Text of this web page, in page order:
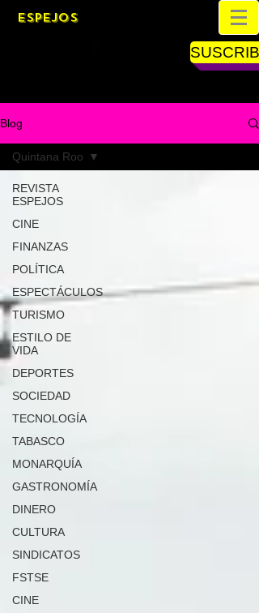
ESPEJOS
Blog
REVISTA
ESPEJOS
CINE
FINANZAS
POLÍTICA
ESPECTÁCULOS
TURISMO
ESTILO DE
VIDA
DEPORTES
SOCIEDAD
TECNOLOGÍA
TABASCO
MONARQUÍA
GASTRONOMÍA
DINERO
CULTURA
SINDICATOS
FSTSE
CINE
Quintana Roo